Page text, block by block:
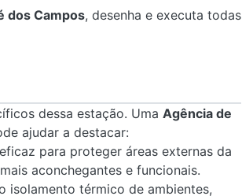
dos Campos, desenha e executa todas
dessa estação. Uma Agência de
ajudar a destacar:
para proteger áreas externas da
aconchegantes e funcionais.
isolamento térmico de ambientes,